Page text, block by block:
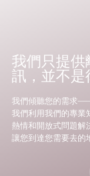
我們只提
訊，並不是
我們傾聽您的需求
我們利用我們的專業
熱情和開放式問題解
讓您到達您需要去的